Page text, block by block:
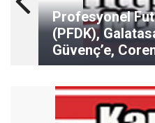
Profesyonel
(PFDK),
Güvenç’e,
maçında rakip
yönelik
nedeniyle 1
TL para cezası